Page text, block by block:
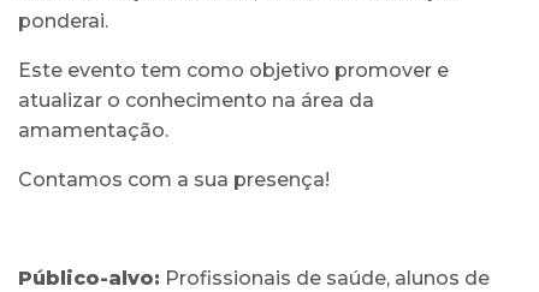
ponderai.
Este evento tem como objetivo promover e
atualizar o conhecimento na área da
amamentação.
Contamos com a sua presença!
Público-alvo: Profissionais de saúde, alunos de